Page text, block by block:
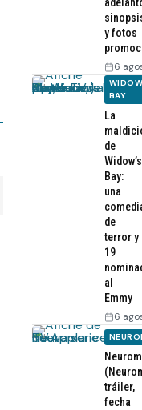
y fotos
6
BAY
La
de
Widow’s
Bay:
una
de
terror y
19
al
Emmy
6
tráiler,
fecha